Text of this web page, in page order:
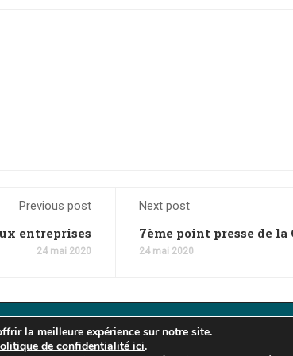
Previous post
entreprises
24 mai 2020
Next post
7ème point presse de la
24 mai 2020
des données - Cookies-
la meilleure expérience sur notre site.
de confidentialité ici.